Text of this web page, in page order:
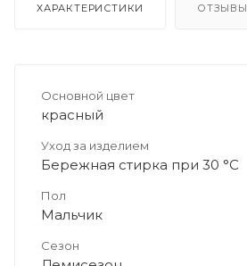
ХАРАКТЕРИСТИКИ ОТЗЫВЫ
Основной цвет
красный
Уход за изделием
Бережная стирка при 30 °C
Пол
Мальчик
Сезон